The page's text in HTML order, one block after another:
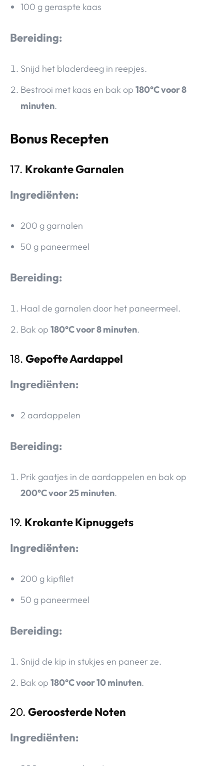
100 g geraspte kaas
Bereiding:
Snijd het bladerdeeg in reepjes.
Bestrooi met kaas en bak op 180°C voor 8
minuten.
Bonus Recepten
17. Krokante Garnalen
Ingrediënten:
200 g garnalen
50 g paneermeel
Bereiding:
Haal de garnalen door het paneermeel.
Bak op 180°C voor 8 minuten.
18. Gepofte Aardappel
Ingrediënten:
2 aardappelen
Bereiding:
Prik gaatjes in de aardappelen en bak op
200°C voor 25 minuten.
19. Krokante Kipnuggets
Ingrediënten:
200 g kipfilet
50 g paneermeel
Bereiding:
Snijd de kip in stukjes en paneer ze.
Bak op 180°C voor 10 minuten.
20. Geroosterde Noten
Ingrediënten: